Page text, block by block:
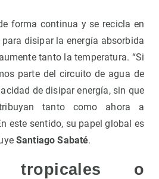
forma continua y se recicla en
disipar la energía absorbida
tanto la temperatura. “Si
parte del circuito de agua de
de disipar energía, sin que
tanto como ahora a
este sentido, su papel global es
Santiago Sabaté.
tropicales o